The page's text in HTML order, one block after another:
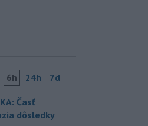
6h 24h 7d
Časť
dôsledky